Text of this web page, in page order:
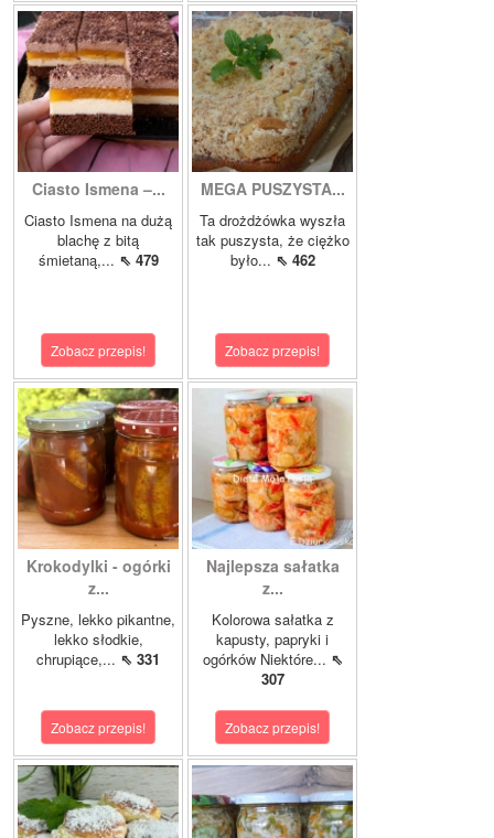
Ciasto Ismena –...
Ciasto Ismena na dużą
blachę z bitą
śmietaną,... ⇖ 479
Zobacz przepis!
MEGA PUSZYSTA...
Ta drożdżówka wyszła
tak puszysta, że ciężko
było... ⇖ 462
Zobacz przepis!
Krokodylki - ogórki
z...
Pyszne, lekko pikantne,
lekko słodkie,
chrupiące,... ⇖ 331
Zobacz przepis!
Najlepsza sałatka
z...
Kolorowa sałatka z
kapusty, papryki i
ogórków Niektóre... ⇖
307
Zobacz przepis!